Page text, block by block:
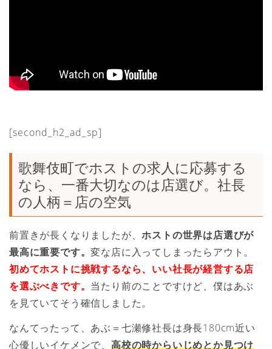
[second_h2_ad_sp]
歌舞伎町でホストの求人に応募する
なら、一番大切なのは店選び。社長
の人柄＝店の空気
前置きが長くなりましたが、ホストの世界は店選びが
最高に重要です。変な店に入ってしまったらアウト。
初めてホストに挑戦するなら、いい社長が経営する店
を選ぶべきです。 当たり前のことですけど、僕はあぶ
を見ていてそう確信しました。
なんてったって、あぶ＝七瀬修社長は身長180cm近い
心優しいイケメンで、 高校の時からいじめとか見つけ